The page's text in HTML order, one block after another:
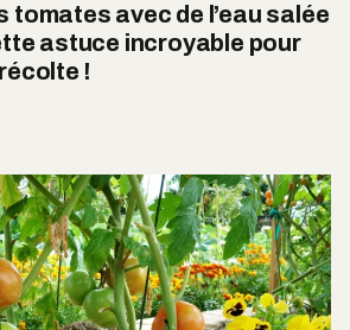
tomates avec de l’eau salée
astuce incroyable pour
!